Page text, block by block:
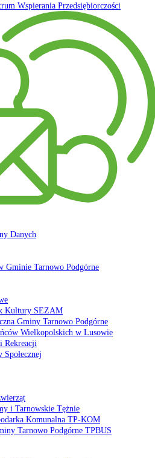
Wspierania Przedsiębiorczości
Danych
Gminie Tarnowo Podgórne
Kultury SEZAM
Gminy Tarnowo Podgórne
Wielkopolskich w Lusowie
Rekreacji
Społecznej
i Tarnowskie Tężnie
Komunalna TP-KOM
Tarnowo Podgórne TPBUS